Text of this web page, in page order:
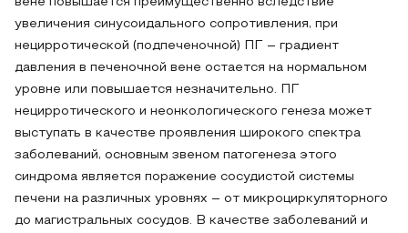
увеличения синусоидального сопротивления, при
нецирротической (подпеченочной) ПГ – градиент
давления в печеночной вене остается на нормальном
уровне или повышается незначительно. ПГ
нецирротического и неонкологического генеза может
выступать в качестве проявления широкого спектра
заболеваний, основным звеном патогенеза этого
синдрома является поражение сосудистой системы
печени на различных уровнях – от микроциркуляторного
до магистральных сосудов. В качестве заболеваний и